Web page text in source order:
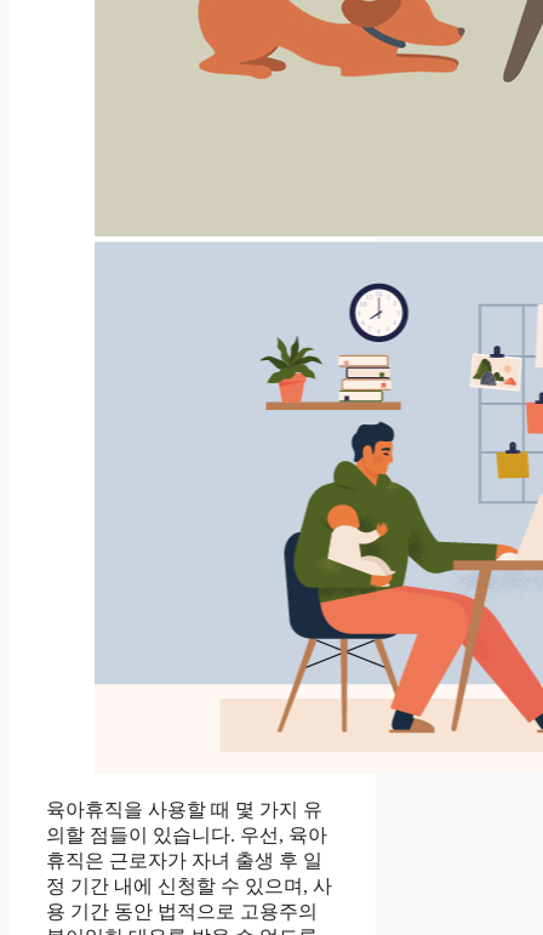
육아휴직을 사용할 때 몇 가지 유
의할 점들이 있습니다. 우선, 육아
휴직은 근로자가 자녀 출생 후 일
정 기간 내에 신청할 수 있으며, 사
용 기간 동안 법적으로 고용주의